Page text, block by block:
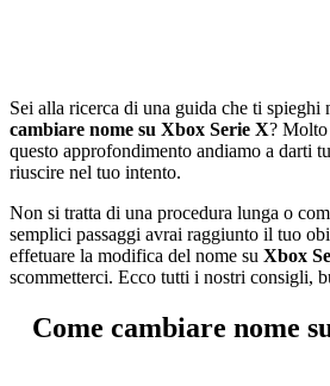
Sei alla ricerca di una guida che ti spieghi
cambiare nome su Xbox Serie X? Molto
questo approfondimento andiamo a darti
riuscire nel tuo intento.
Non si tratta di una procedura lunga o
semplici passaggi avrai raggiunto il tuo
effetuare la modifica del nome su Xbox
scommetterci. Ecco tutti i nostri consigli,
Come cambiare nome